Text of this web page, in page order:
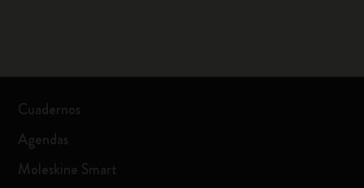
Cuadernos
Agendas
Moleskine Smart